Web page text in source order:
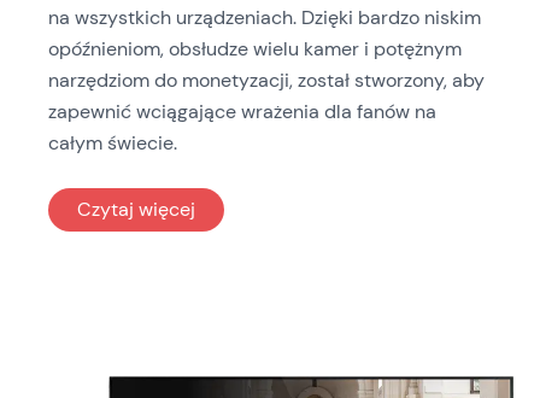
na wszystkich urządzeniach. Dzięki bardzo niskim
opóźnieniom, obsłudze wielu kamer i potężnym
narzędziom do monetyzacji, został stworzony, aby
zapewnić wciągające wrażenia dla fanów na
całym świecie.
Czytaj więcej : Sport